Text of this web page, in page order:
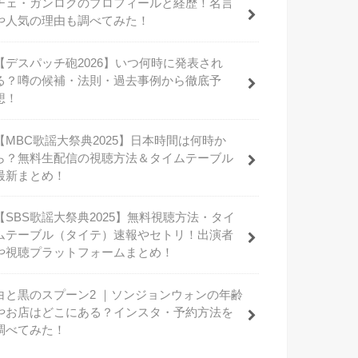
ェ・ガンロクのプロフィールと経歴！名言
人気の理由も調べてみた！
デスパッチ砲2026】いつ何時に発表され
？噂の候補・法則・過去事例から徹底予
！
MBC歌謡大祭典2025】日本時間は何時か
？無料生配信の視聴方法＆タイムテーブル
新まとめ！
SBS歌謡大祭典2025】無料視聴方法・タイ
テーブル（タイテ）速報やセトリ！出演者
視聴プラットフォームまとめ！
と黒のスプーン2 ｜ソンジョンウォンの年齢
お店はどこにある？インスタ・予約方法を
べてみた！